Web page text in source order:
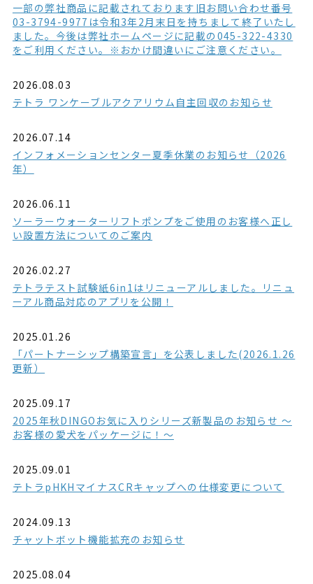
一部の弊社商品に記載されております旧お問い合わせ番号
03-3794-9977は令和3年2月末日を持ちまして終了いたし
ました。今後は弊社ホームページに記載の045-322-4330
をご利用ください。※おかけ間違いにご注意ください。
2026.08.03
テトラ ワンケーブルアクアリウム自主回収のお知らせ
2026.07.14
インフォメーションセンター夏季休業のお知らせ（2026
年）
2026.06.11
ソーラーウォーターリフトポンプをご使用のお客様へ正し
い設置方法についてのご案内
2026.02.27
テトラテスト試験紙6in1はリニューアルしました。リニュ
ーアル商品対応のアプリを公開！
2025.01.26
「パートナーシップ構築宣言」を公表しました(2026.1.26
更新）
2025.09.17
2025年秋DINGOお気に入りシリーズ新製品のお知らせ ～
お客様の愛犬をパッケージに！～
2025.09.01
テトラpHKHマイナスCRキャップへの仕様変更について
2024.09.13
チャットボット機能拡充のお知らせ
2025.08.04